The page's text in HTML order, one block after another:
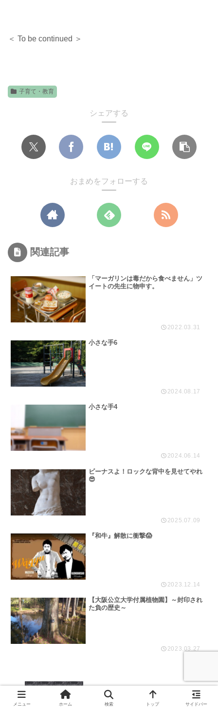
＜ To be continued ＞
子育て・教育
シェアする
おまめをフォローする
関連記事
「マーガリンは毒だから食べません」ツ
イートの先生に物申す。
2022.03.31
小さな手6
2024.08.17
小さな手4
2024.06.14
ビーナスよ！ロックな背中を見せてやれ
😎
2025.07.09
『和牛』解散に衝撃😱
2023.12.14
【大阪公立大学付属植物園】～封印され
た負の歴史～
2023.03.27
KITTYは同年代だった！
メニュー ホーム 検索 トップ サイドバー